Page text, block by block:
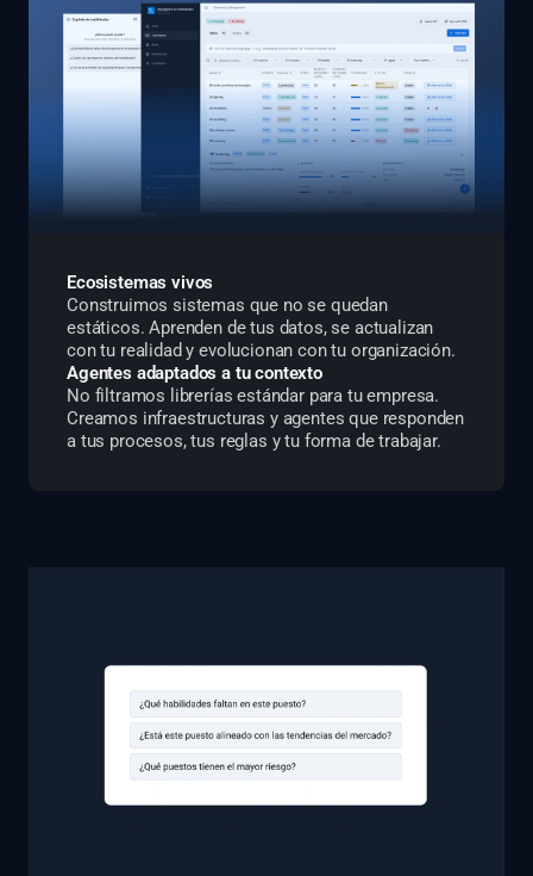
Ecosistemas vivos
Construimos sistemas que no se quedan
estáticos. Aprenden de tus datos, se actualizan
con tu realidad y evolucionan con tu organización.
Agentes adaptados a tu contexto
No filtramos librerías estándar para tu empresa.
Creamos infraestructuras y agentes que responden
a tus procesos, tus reglas y tu forma de trabajar.